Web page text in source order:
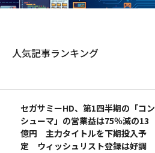
人気記事ランキング
セガサミーHD、第1四半期の「コン
シューマ」の営業益は75％減の13
億円 主力タイトルを下期投入予
定 ウィッシュリスト登録は好調